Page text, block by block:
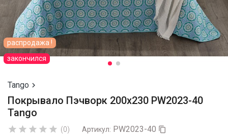
распродажа !
закончился
Tango 
Покрывало Пэчворк 200х230 PW2023-40
Tango
     (0) Артикул: PW2023-40 